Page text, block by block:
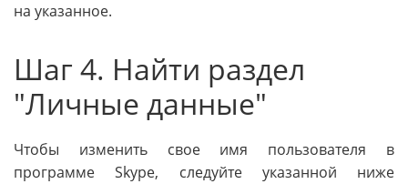
на указанное.
Шаг 4. Найти раздел
"Личные данные"
Чтобы изменить свое имя пользователя в
программе Skype, следуйте указанной ниже